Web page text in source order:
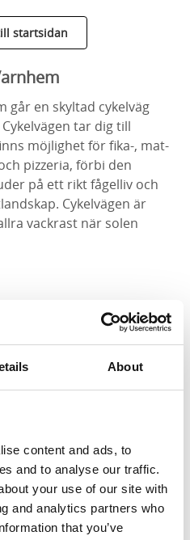
About
content and ads, to
and to analyse our traffic.
your use of our site with
and analytics partners who
that you’ve
startsidan
går en skyltad cykelväg
tar dig till
möjlighet för fika-, mat-
pizzeria, förbi den
på ett rikt fågelliv och
Cykelvägen är
vackrast när solen
trevlig rastplats vid
cyklar du på den gamla
platser så som S:ta